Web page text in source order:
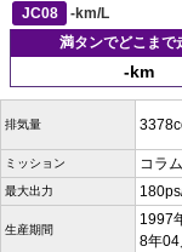
JC08
-km/L
満タンでどこまで
-km
排気量
ミッション コラ
最大出力
生産期間
1997
8年04